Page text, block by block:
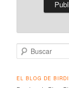
Buscar
EL BLOG DE